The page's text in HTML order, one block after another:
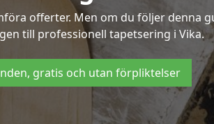
offerter. Men om du följer denna
till professionell tapetsering i Vika.
gratis och utan förpliktelser